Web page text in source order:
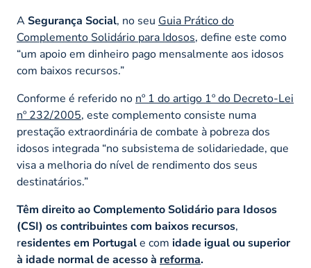
ASegurança Social, no seu Guia Prático do
Complemento Solidário para Idosos, define este como
“um apoio em dinheiro pago mensalmente aos idosos
com baixos recursos.”
Conforme é referido no nº 1 do artigo 1º do Decreto-Lei
nº 232/2005, este complemento consiste numa
prestação extraordinária de combate à pobreza dos
idosos integrada “no subsistema de solidariedade, que
visa a melhoria do nível de rendimento dos seus
destinatários.”
Têm direito ao Complemento Solidário para Idosos
(CSI) os contribuintes com baixos recursos,
residentes em Portugale com idade igual ou superior
à idade normal de acesso à reforma.